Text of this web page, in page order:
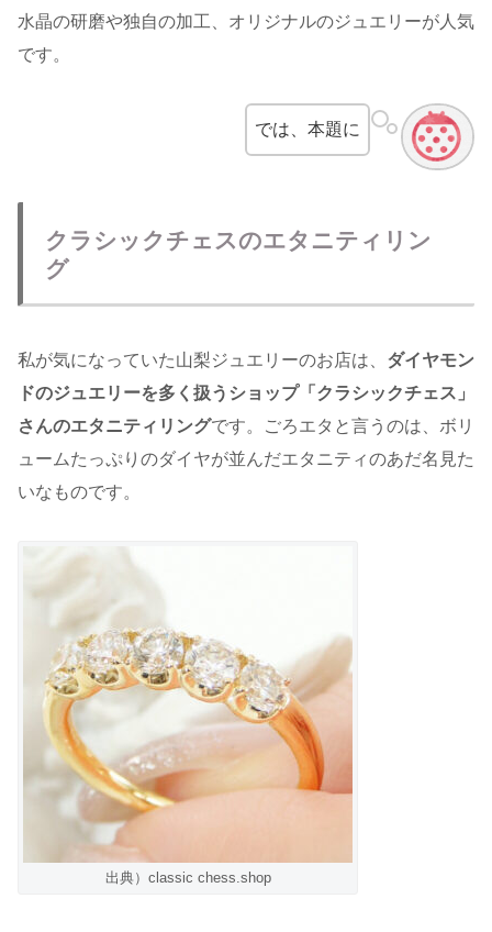
水晶の研磨や独自の加工、オリジナルのジュエリーが人気
です。
では、本題に
クラシックチェスのエタニティリン
グ
私が気になっていた山梨ジュエリーのお店は、 ダイヤモン
ドのジュエリーを多く扱うショップ「クラシックチェス」
さんのエタニティリングです。ごろエタと言うのは、ボリ
ュームたっぷりのダイヤが並んだエタニティのあだ名見た
いなものです。
出典）classic chess.shop